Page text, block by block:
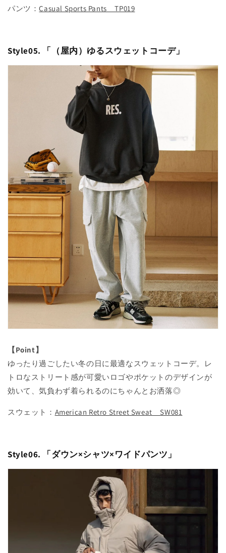
パンツ：Casual Sports Pants TP019
Style05. 「 （屋内）ゆるスウェットコーデ」
【Point】
ゆったり過ごしたい冬の日に最適なスウェットコーデ。レ
トロなストリート感が可愛いロゴやポケットのデザインが
効いて、気負わず着られるのにちゃんとお洒落◎
スウェット： American Retro Street Sweat SW081
Style06. 「ダウン×シャツ×ワイドパンツ 」